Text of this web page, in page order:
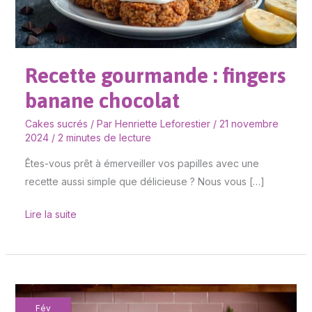
Recette gourmande : fingers
banane chocolat
Cakes sucrés / Par Henriette Leforestier / 21 novembre
2024 / 2 minutes de lecture
Êtes-vous prêt à émerveiller vos papilles avec une
recette aussi simple que délicieuse ? Nous vous […]
Lire la suite
Fév
Recette